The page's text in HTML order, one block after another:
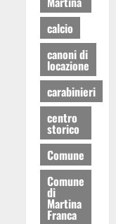
calcio
canoni di
locazione
carabinieri
centro
storico
Comune
Comune
di
Martina
Franca